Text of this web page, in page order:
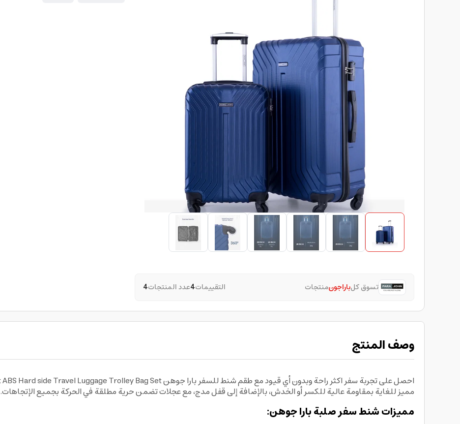
تسوق كلباراجونمنتجات التقييمات4عدد المنتجات4
وصف المنتج
مميز للغاية بمقاومة عالية للكسر أو الخدش، بالإضافة إلى قفل مدج، مع عجلات تضمن حرية مطلقة في الحركة بجميع الإتجاهات.
مميزات شنط سفر صلبة بارا جوهن: